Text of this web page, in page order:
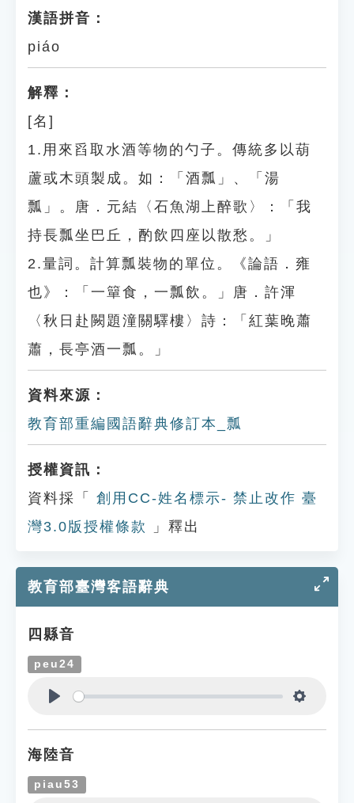
漢語拼音：
piáo
解釋：
[名]
1.用來舀取水酒等物的勺子。傳統多以葫
蘆或木頭製成。如：「酒瓢」、「湯
瓢」。唐．元結〈石魚湖上醉歌〉：「我
持長瓢坐巴丘，酌飲四座以散愁。」
2.量詞。計算瓢裝物的單位。《論語．雍
也》：「一簞食，一瓢飲。」唐．許渾
〈秋日赴闕題潼關驛樓〉詩：「紅葉晚蕭
蕭，長亭酒一瓢。」
資料來源：
教育部重編國語辭典修訂本_瓢
授權資訊：
資料採「
創用CC-姓名標示- 禁止改作 臺
灣3.0版授權條款
」釋出
教育部臺灣客語辭典
四縣音
peu24
海陸音
piau53